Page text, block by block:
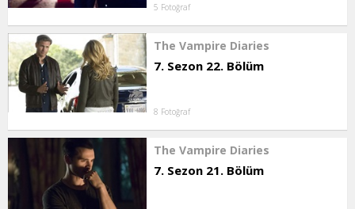
5 Fotoğraf
The Vampire Diaries
7. Sezon 22. Bölüm
8 Fotoğraf
The Vampire Diaries
7. Sezon 21. Bölüm